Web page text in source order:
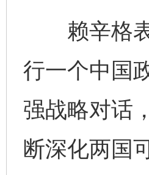
赖辛格表
行一个中国
强战略对话
断深化两国